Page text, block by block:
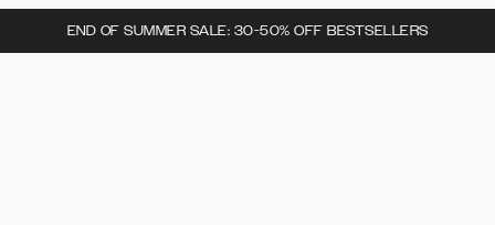
END OF SUMMER SALE: 30-50% OFF BESTSELLERS